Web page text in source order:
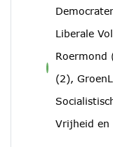
voor
Liberale
Roermond
(2),
Vrijheid en